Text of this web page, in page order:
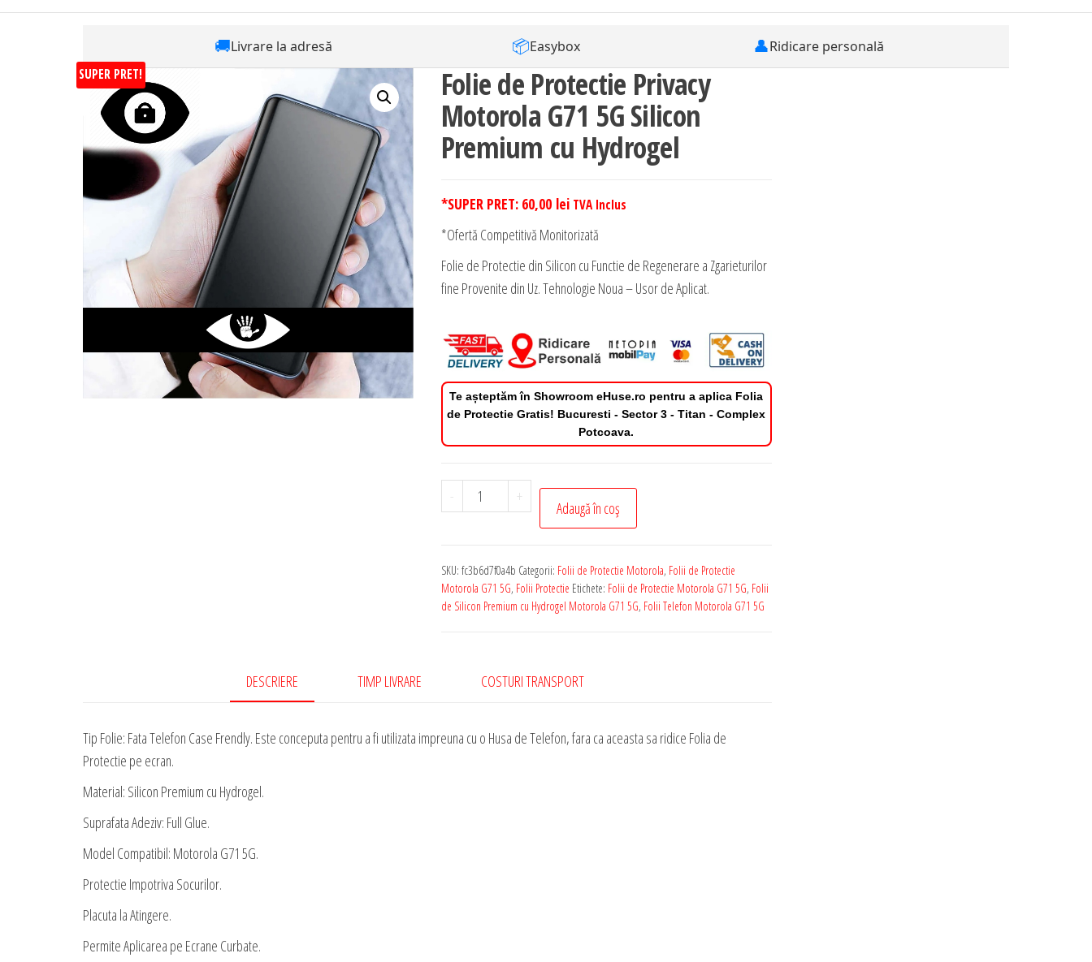
🚚Livrare la adresă 📦Easybox 👤Ridicare personală
SUPER PRET! Folie de Protectie Privacy
Motorola G71 5G Silicon
Premium cu Hydrogel
*SUPER PRET: 60,00 lei TVA Inclus
*Ofertă Competitivă Monitorizată
Folie de Protectie din Silicon cu Functie de Regenerare a Zgarieturilor
fine Provenite din Uz. Tehnologie Noua – Usor de Aplicat.
Te așteptăm în Showroom eHuse.ro pentru a aplica Folia
de Protectie Gratis! Bucuresti - Sector 3 - Titan - Complex
Potcoava.
-
Cantitate
Folie
Privacy
Motorola
Silicon
Hydrogel
+
Adaugă în coș
SKU: fc3b6d7f0a4b Categorii: Folii de Protectie Motorola, Folii de Protectie
Motorola G71 5G, Folii Protectie Etichete: Folii de Protectie Motorola G71 5G, Folii
de Silicon Premium cu Hydrogel Motorola G71 5G, Folii Telefon Motorola G71 5G
DESCRIERE TIMP LIVRARE COSTURI TRANSPORT
Tip Folie: Fata Telefon Case Frendly. Este conceputa pentru a fi utilizata impreuna cu o Husa de Telefon, fara ca aceasta sa ridice Folia de
Protectie pe ecran.
Material: Silicon Premium cu Hydrogel.
Suprafata Adeziv: Full Glue.
Model Compatibil: Motorola G71 5G.
Protectie Impotriva Socurilor.
Placuta la Atingere.
Permite Aplicarea pe Ecrane Curbate.